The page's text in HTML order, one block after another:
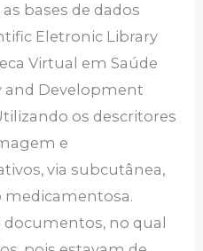
bases de dados
Eletronic Library
Virtual em Saúde
and Development
os descritores
e
via subcutânea,
medicamentosa.
no qual